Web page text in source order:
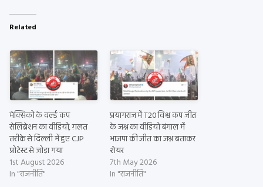
Related
मेक्सिको के वर्ल्ड कप
सेलिब्रेशन का वीडियो, ग़लत
तरीके से दिल्ली में हुए CJP
प्रोटेस्ट से जोड़ा गया
1st August 2026
In "राजनीति"
प्रयागराज में T20 विश्व कप जीत
के जश्न का वीडियो बंगाल में
भाजपा की जीत का जश्न बताकर
शेयर
7th May 2026
In "राजनीति"